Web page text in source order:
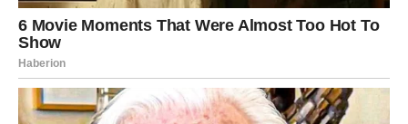
kontrolni pregledi kod stomatologa
uravnotežena ishrana i dovoljan unos tečnosti